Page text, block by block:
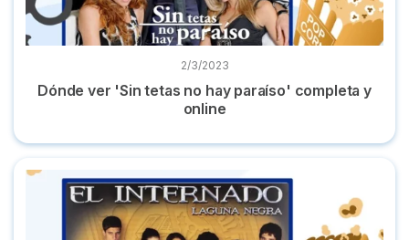
2/3/2023
Dónde ver 'Sin tetas no hay paraíso' completa y
online
Dónde ver 'El Internado' completa en plataformas online